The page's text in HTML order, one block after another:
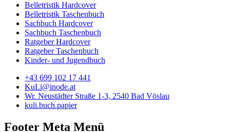
Belletristik Hardcover
Belletristik Taschenbuch
Sachbuch Hardcover
Sachbuch Taschenbuch
Ratgeber Hardcover
Ratgeber Taschenbuch
Kinder- und Jugendbuch
+43 699 102 17 441
KuLi@inode.at
Wr. Neustädter Straße 1-3, 2540 Bad Vöslau
kuli.buch.papier
Footer Meta Menü